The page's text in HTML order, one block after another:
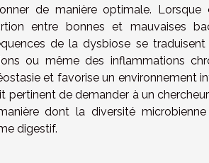
de manière optimale.
entre bonnes et mauvaises
de la dysbiose se
ou même des inflammations
et favorise un environnement
pertinent de demander à un
dont la diversité
digestif.